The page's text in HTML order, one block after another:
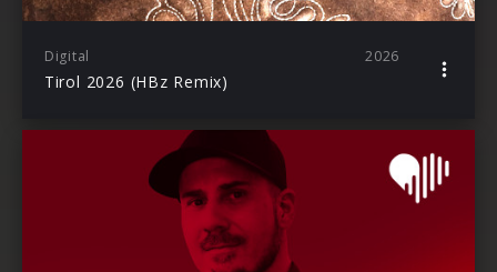
Digital 2026
Tirol 2026 (HBz Remix)